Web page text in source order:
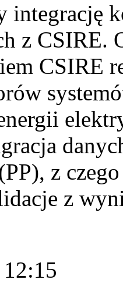
integrację
z CSIRE.
CSIRE
z
z